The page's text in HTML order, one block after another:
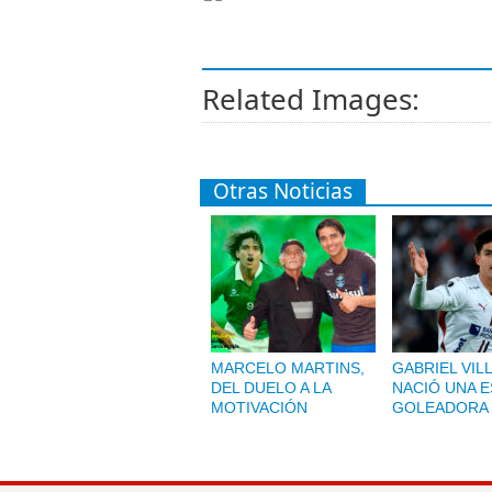
Related Images:
Otras Noticias
MARCELO MARTINS,
DEL DUELO A LA
MOTIVACIÓN
GABRIEL
NACIÓ UNA
GOLEADORA